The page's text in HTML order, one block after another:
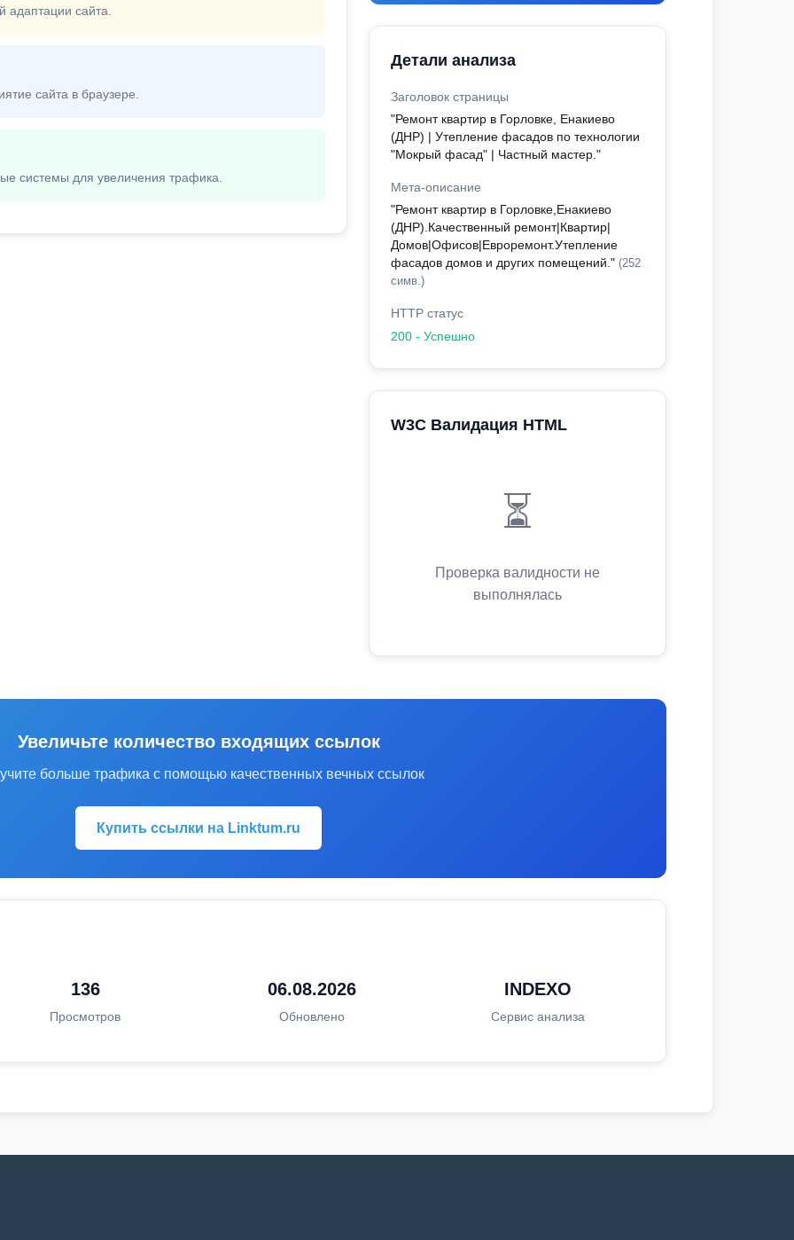
адаптации сайта.
сайта в браузере.
системы для увеличения трафика.
Детали анализа
Заголовок страницы
"Ремонт квартир в Горловке, Енакиево
(ДНР) | Утепление фасадов по технологии
"Мокрый фасад" | Частный мастер."
Мета-описание
"Ремонт квартир в Горловке,Енакиево
(ДНР).Качественный ремонт|Квартир|
Домов|Офисов|Евроремонт.Утепление
фасадов домов и других помещений." (252
симв.)
HTTP статус
200 - Успешно
W3C Валидация HTML
⏳
Проверка валидности не
выполнялась
Увеличьте количество входящих ссылок
больше трафика с помощью качественных вечных ссылок
Купить ссылки на Linktum.ru
136
Просмотров
06.08.2026
Обновлено
INDEXO
Сервис анализа